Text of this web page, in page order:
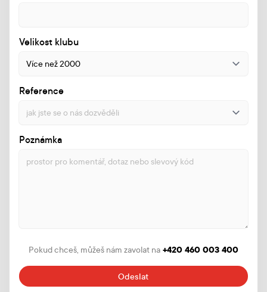
Velikost klubu
Reference
Poznámka
Pokud chceš, můžeš nám zavolat na +420 460 003 400
Odeslat